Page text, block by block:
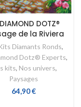
DOTZ®
de la Riviera
Diamants Ronds,
Dotz® Experts,
kits, Nos univers,
Paysages
64,90€